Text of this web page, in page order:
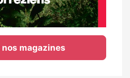
nos magazines